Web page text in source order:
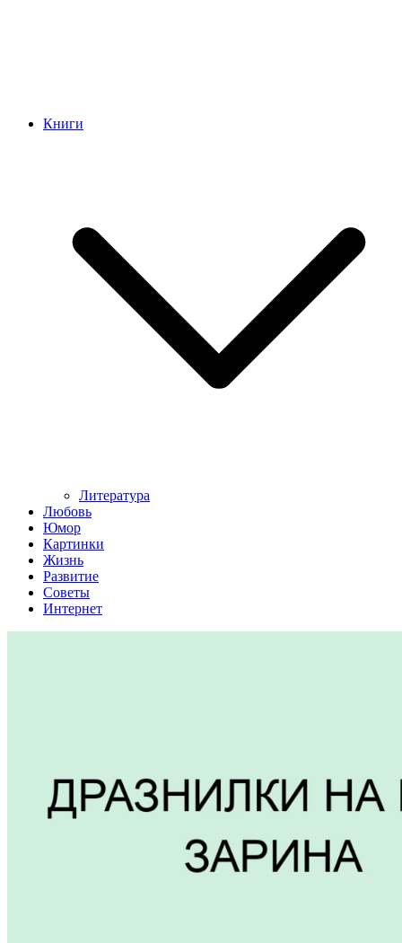
Книги
Литература
Любовь
Юмор
Картинки
Жизнь
Развитие
Советы
Интернет